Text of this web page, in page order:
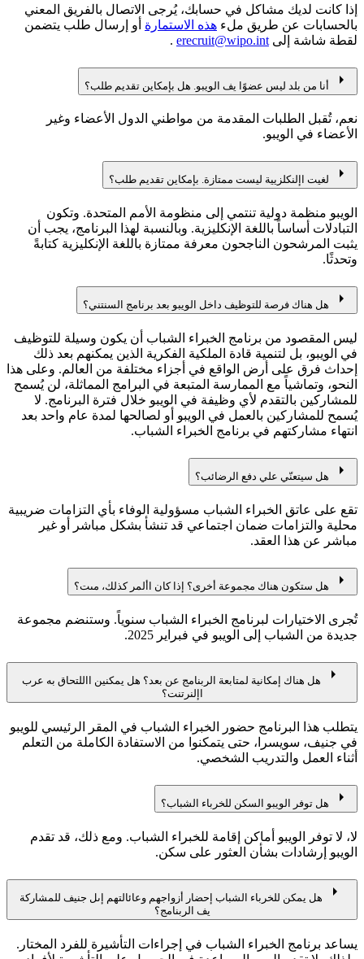
إذا كانت لديك مشاكل في حسابك، يُرجى الاتصال بالفريق المعني
بالحسابات عن طريق ملء هذه الاستمارة أو إرسال طلب يتضمن
لقطة شاشة إلى erecruit@wipo.int
.
arrow_right أنا من بلد ليس عضوًا يف الويبو. هل بإمكاين تقديم طلب؟
نعم، تُقبل الطلبات المقدمة من مواطني الدول الأعضاء وغير
الأعضاء في الويبو.
arrow_right لغيت اإلنكلزيية ليست ممتازة. بإمكاين تقديم طلب؟
الويبو منظمة دولية تنتمي إلى منظومة الأمم المتحدة. وتكون
التبادلات أساساً باللغة الإنكليزية. وبالنسبة لهذا البرنامج، يجب أن
يثبت المرشحون الناجحون معرفة ممتازة باللغة الإنكليزية كتابةً
وتحدثًا.
arrow_right هل هناك فرصة للتوظيف داخل الويبو بعد برنامج السنتني؟
ليس المقصود من برنامج الخبراء الشباب أن يكون وسيلة للتوظيف
في الويبو، بل لتنمية قادة الملكية الفكرية الذين يمكنهم بعد ذلك
إحداث فرق على أرض الواقع في أجزاء مختلفة من العالم. وعلى هذا
النحو، وتماشياً مع الممارسة المتبعة في البرامج المماثلة، لن يُسمح
للمشاركين بالتقدم لأي وظيفة في الويبو خلال فترة البرنامج. لا
يُسمح للمشاركين بالعمل في الويبو أو لصالحها لمدة عام واحد بعد
انتهاء مشاركتهم في برنامج الخبراء الشباب.
arrow_right هل سيتعنّي علي دفع الرضائب؟
تقع على عاتق الخبراء الشباب مسؤولية الوفاء بأي التزامات ضريبية
محلية والتزامات ضمان اجتماعي قد تنشأ بشكل مباشر أو غير
مباشر عن هذا العقد.
arrow_right هل ستكون هناك مجموعة أخرى؟ إذا كان األمر كذلك، مىت؟
تُجرى الاختيارات لبرنامج الخبراء الشباب سنوياً. وستنضم مجموعة
جديدة من الشباب إلى الويبو في فبراير 2025.
arrow_right
هل هناك إمكانية لمتابعة الربنامج عن بعد؟ هل يمكنين االلتحاق به عرب
اإلنرتنت؟
يتطلب هذا البرنامج حضور الخبراء الشباب في المقر الرئيسي للويبو
في جنيف، سويسرا، حتى يتمكنوا من الاستفادة الكاملة من التعلم
أثناء العمل والتدريب الشخصي.
arrow_right هل توفر الويبو السكن للخرباء الشباب؟
لا، لا توفر الويبو أماكن إقامة للخبراء الشباب. ومع ذلك، قد تقدم
الويبو إرشادات بشأن العثور على سكن.
arrow_right
هل يمكن للخرباء الشباب إحضار أزواجهم وعائالتهم إىل جنيف للمشاركة
يف الربنامج؟
يساعد برنامج الخبراء الشباب في إجراءات التأشيرة للفرد المختار.